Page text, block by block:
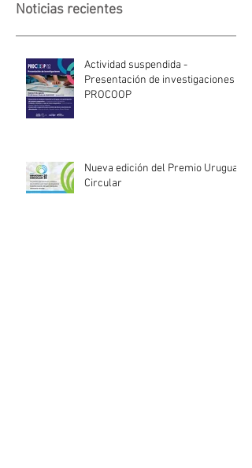
Noticias recientes
Actividad suspendida -
Presentación de investigaciones -
PROCOOP
Nueva edición del Premio Uruguay
Circular